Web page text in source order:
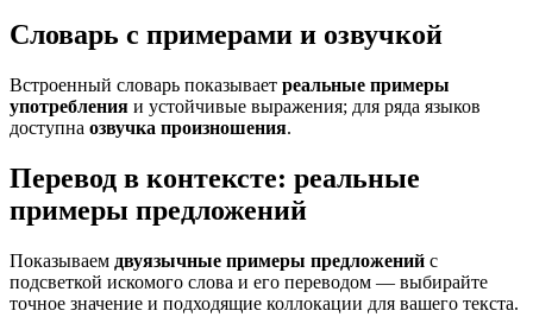
Словарь с примерами и озвучкой
Встроенный словарь показывает реальные примеры
употребления и устойчивые выражения; для ряда языков
доступна озвучка произношения.
Перевод в контексте: реальные
примеры предложений
Показываем двуязычные примеры предложений с
подсветкой искомого слова и его переводом — выбирайте
точное значение и подходящие коллокации для вашего текста.